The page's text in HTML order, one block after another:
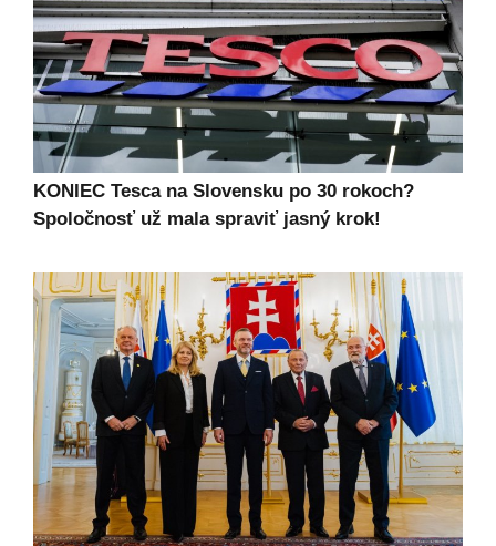
KONIEC Tesca na Slovensku po 30 rokoch?
Spoločnosť už mala spraviť jasný krok!